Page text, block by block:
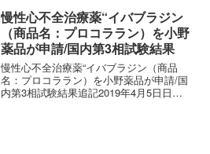
ム拮抗薬」という分類が書かれているこ
とが多いはずです。しかし、同...
慢性心不全治療薬“イバブラジン
（商品名：プロコララン）を小野
薬品が申請/国内第3相試験結果
慢性心不全治療薬“イバブラジン（商品
名：プロコララン）を小野薬品が申請/国
内第3相試験結果追記2019年4月5日日本